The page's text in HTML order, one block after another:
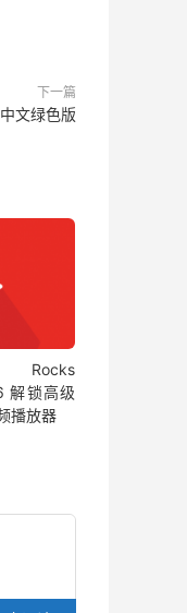
下一篇
文绿色版
解锁高级
播放器